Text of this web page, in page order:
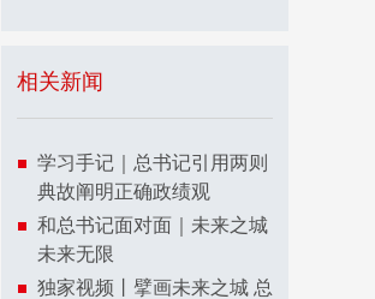
相关新闻
学习手记｜总书记引用两则
典故阐明正确政绩观
和总书记面对面｜未来之城
未来无限
独家视频丨擘画未来之城 总